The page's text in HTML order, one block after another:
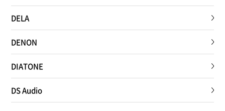
DELA
DENON
DIATONE
DS Audio